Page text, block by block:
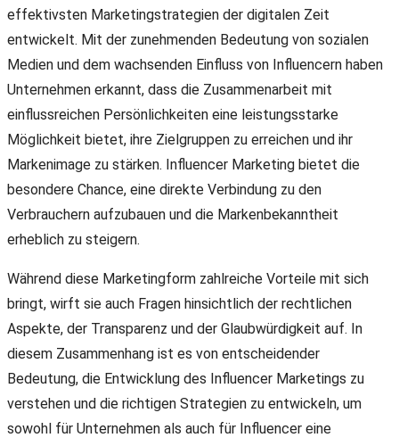
effektivsten Marketingstrategien der digitalen Zeit
entwickelt. Mit der zunehmenden Bedeutung von sozialen
Medien und dem wachsenden Einfluss von Influencern haben
Unternehmen erkannt, dass die Zusammenarbeit mit
einflussreichen Persönlichkeiten eine leistungsstarke
Möglichkeit bietet, ihre Zielgruppen zu erreichen und ihr
Markenimage zu stärken. Influencer Marketing bietet die
besondere Chance, eine direkte Verbindung zu den
Verbrauchern aufzubauen und die Markenbekanntheit
erheblich zu steigern.
Während diese Marketingform zahlreiche Vorteile mit sich
bringt, wirft sie auch Fragen hinsichtlich der rechtlichen
Aspekte, der Transparenz und der Glaubwürdigkeit auf. In
diesem Zusammenhang ist es von entscheidender
Bedeutung, die Entwicklung des Influencer Marketings zu
verstehen und die richtigen Strategien zu entwickeln, um
sowohl für Unternehmen als auch für Influencer eine